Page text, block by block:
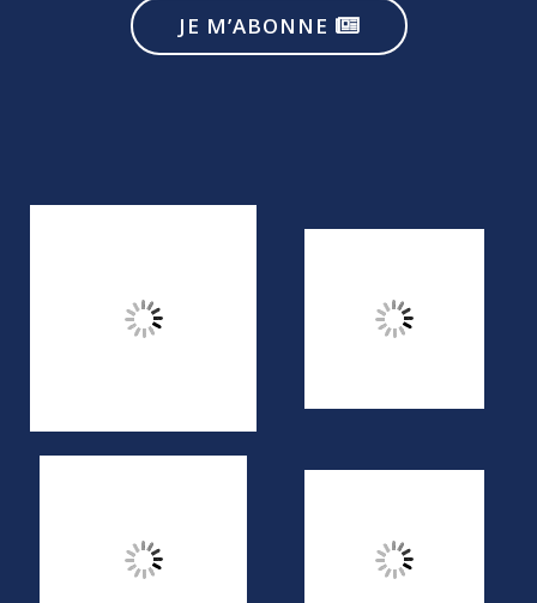
JE M’ABONNE